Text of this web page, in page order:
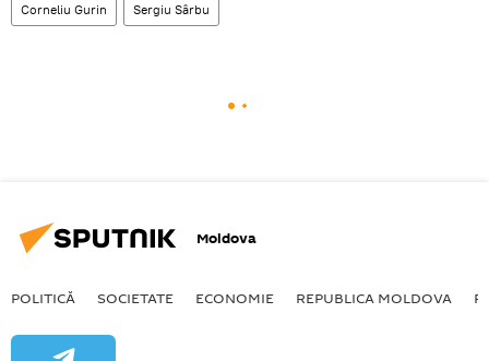
Corneliu Gurin Sergiu Sârbu
Moldova
POLITICĂ SOCIETATE ECONOMIE REPUBLICA MOLDOVA